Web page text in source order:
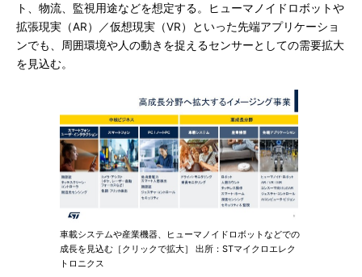
ト、物流、監視用途などを想定する。ヒューマノイドロボットや
拡張現実（AR）／仮想現実（VR）といった先端アプリケーショ
ンでも、周囲環境や人の動きを捉えるセンサーとしての需要拡大
を見込む。
車載システムや産業機器、ヒューマノイドロボットなどでの
成長を見込む［クリックで拡大］ 出所：STマイクロエレク
トロニクス